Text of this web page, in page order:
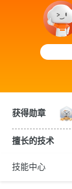
获得勋章
擅长的技术
技能中心